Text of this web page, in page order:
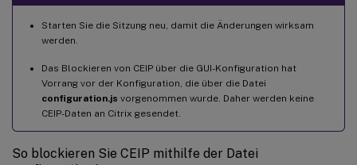
Starten Sie die Sitzung neu, damit die Änderungen wirksam
werden.
Das Blockieren von CEIP über die GUI-Konfiguration hat
Vorrang vor der Konfiguration, die über die Datei
configuration.js vorgenommen wurde. Daher werden keine
CEIP-Daten an Citrix gesendet.
So blockieren Sie CEIP mithilfe der Datei